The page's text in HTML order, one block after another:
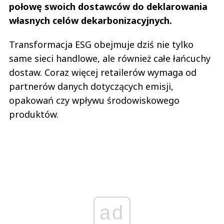
połowę swoich dostawców do deklarowania
własnych celów dekarbonizacyjnych.
Transformacja ESG obejmuje dziś nie tylko
same sieci handlowe, ale również całe łańcuchy
dostaw. Coraz więcej retailerów wymaga od
partnerów danych dotyczących emisji,
opakowań czy wpływu środowiskowego
produktów.
ad